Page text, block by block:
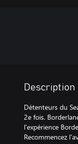
Description
Détenteurs du
2e fois.
l'expérience
Recommencez